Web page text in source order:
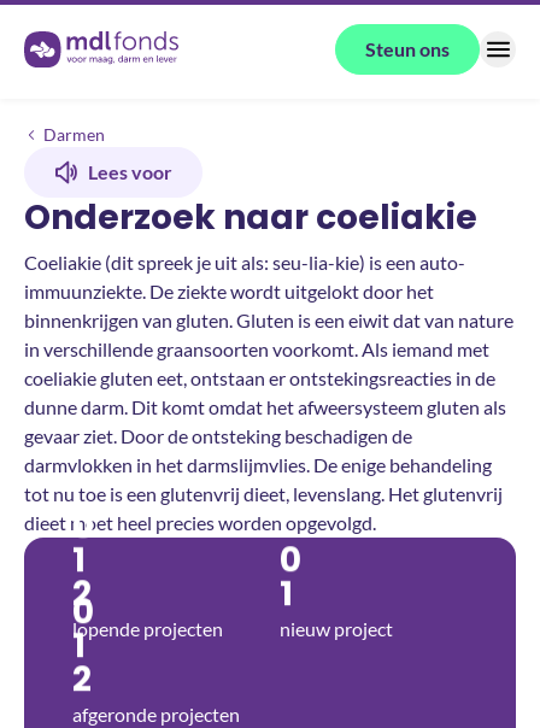
Terug naar de homepage Steun ons
Wetenschappelijk onderzoek
Darmen
Blindedarmontsteking
Lees voor
Onderzoek naar coeliakie
Coeliakie (dit spreek je uit als: seu-lia-kie) is een auto-
immuunziekte. De ziekte wordt uitgelokt door het
binnenkrijgen van gluten. Gluten is een eiwit dat van nature
in verschillende graansoorten voorkomt. Als iemand met
coeliakie gluten eet, ontstaan er ontstekingsreacties in de
dunne darm. Dit komt omdat het afweersysteem gluten als
gevaar ziet. Door de ontsteking beschadigen de
darmvlokken in het darmslijmvlies. De enige behandeling
tot nu toe is een glutenvrij dieet, levenslang. Het glutenvrij
dieet moet heel precies worden opgevolgd.
0
1
2
lopende projecten
0
1
nieuw project
0
1
2
afgeronde projecten